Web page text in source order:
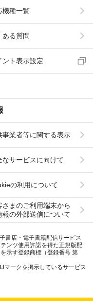
機種一覧
ある質問
ント表示設定
事業者等に関する表示
なサービスに向けて
の利用について
さまのご利用端末から
報の外部送信について
書店・電子書籍配信サービス
ンツ使用許諾を得た正規版配
示す登録商標（登録番号 第
マークを掲示しているサービス